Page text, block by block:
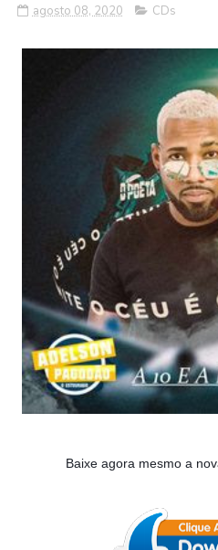
agosto 08, 2020 CDs
Baixe agora mesmo a